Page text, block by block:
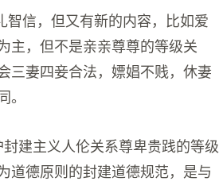
信，但又有新的内容，比如爱
主，但不是亲亲尊尊的等级关
三妻四妾合法，嫖娼不贱，休妻
。
建主义人伦关系尊卑贵践的等级
道德原则的封建道德规范，是与